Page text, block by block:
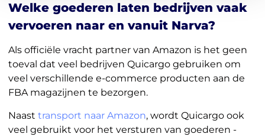
Welke goederen laten bedrijven vaak
vervoeren naar en vanuit Narva?
Als officiële vracht partner van Amazon is het geen
toeval dat veel bedrijven Quicargo gebruiken om
veel verschillende e-commerce producten aan de
FBA magazijnen te bezorgen.
Naast transport naar Amazon, wordt Quicargo ook
veel gebruikt voor het versturen van goederen -